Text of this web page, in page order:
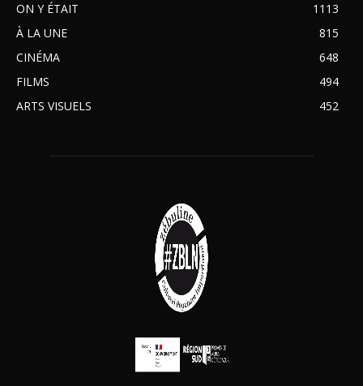
ON Y ÉTAIT
1113
À LA UNE
815
CINÉMA
648
FILMS
494
ARTS VISUELS
452